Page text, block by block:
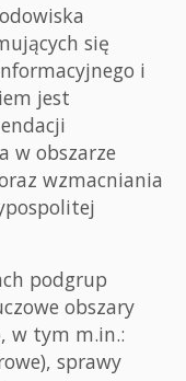
się
i
jest
w obszarze
wzmacniania
podgrup
obszary
w tym m.in.:
sprawy